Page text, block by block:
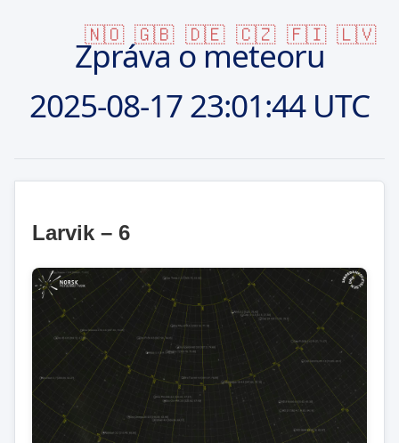
🇳🇴 🇬🇧 🇩🇪 🇨🇿 🇫🇮 🇱🇻
Zpráva o meteoru
2025-08-1723:01:44 UTC
Larvik – 6